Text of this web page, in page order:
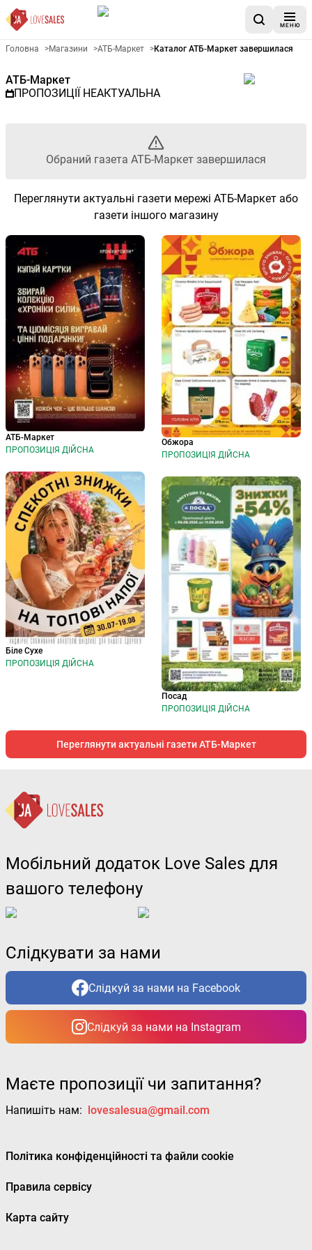
МЕНЮ
Рекламна газета АТБ-
Головна >Магазини >АТБ-Маркет >Каталог АТБ-Маркет завершилася
АТБ-Маркет
ПРОПОЗИЦІЇ НЕАКТУАЛЬНА
Обраний газета АТБ-Маркет завершилася
Переглянути актуальні газети мережі АТБ-Маркет або
газети іншого магазину
АТБ-Маркет
ПРОПОЗИЦІЯ ДІЙСНА
Біле Сухе
ПРОПОЗИЦІЯ ДІЙСНА
Обжора
ПРОПОЗИЦІЯ ДІЙСНА
Посад
ПРОПОЗИЦІЯ ДІЙСНА
Переглянути актуальні газети АТБ-Маркет
Мобільний додаток Love Sales для
вашого телефону
Слідкувати за нами
Слідкуй за нами на Facebook
Слідкуй за нами на Instagram
Маєте пропозиції чи запитання?
Напишіть нам: lovesalesua@gmail.com
Політика конфіденційності та файли cookie
Правила сервісу
Карта сайту